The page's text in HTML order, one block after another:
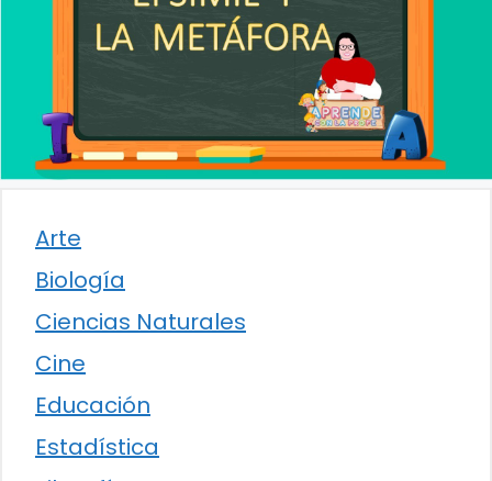
Arte
Biología
Ciencias Naturales
Cine
Educación
Estadística